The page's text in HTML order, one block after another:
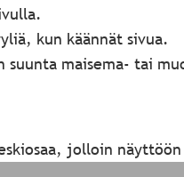
kun käännät sivua.
suunta maisema- tai
jolloin